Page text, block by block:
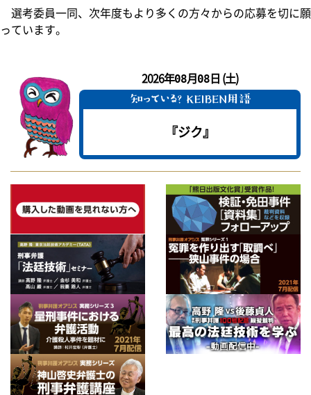
選考委員一同、次年度もより多くの方々からの応募を切に願
っています。
2026年08月08日 (土)
『ジク』